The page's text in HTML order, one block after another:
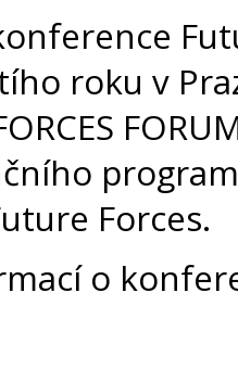
roku v
Forces.
o